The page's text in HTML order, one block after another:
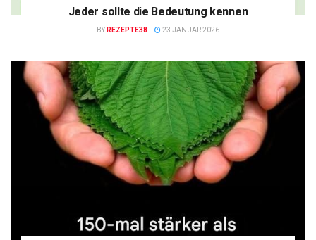
Jeder sollte die Bedeutung kennen
BY REZEPTE38 23 JANUAR 2026